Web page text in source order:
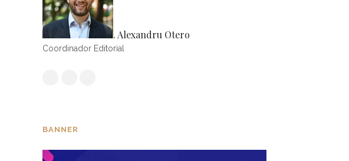
. Alexandru Otero
Coordinador Editorial
BANNER